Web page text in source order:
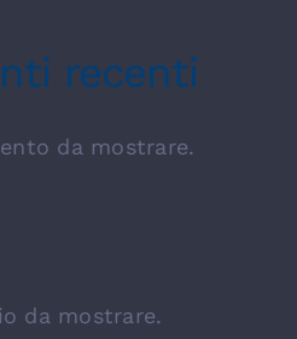
recenti
da mostrare.
da mostrare.